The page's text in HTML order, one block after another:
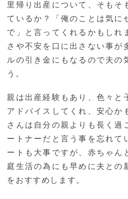
里帰り出産について、そもそ
ているか？「俺のことは気に
で」と言ってくれるかもしれ
さや不安を口に出さない事が
ルの引き金にもなるので夫の
う。
親は出産経験もあり、色々と
アドバイスしてくれ、安心か
さんは自分の親よりも長く過
ートナーだと言う事を忘れて
ートも大事ですが、赤ちゃん
庭生活の為にも早めに夫との
をおすすめします。